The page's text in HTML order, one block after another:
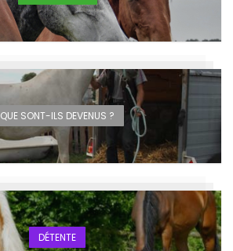
QUE SONT-ILS DEVENUS ?
DÉTENTE